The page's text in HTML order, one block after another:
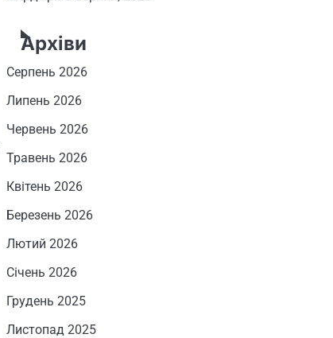
Архіви
Серпень 2026
Липень 2026
Червень 2026
Травень 2026
Квітень 2026
Березень 2026
Лютий 2026
Січень 2026
Грудень 2025
Листопад 2025